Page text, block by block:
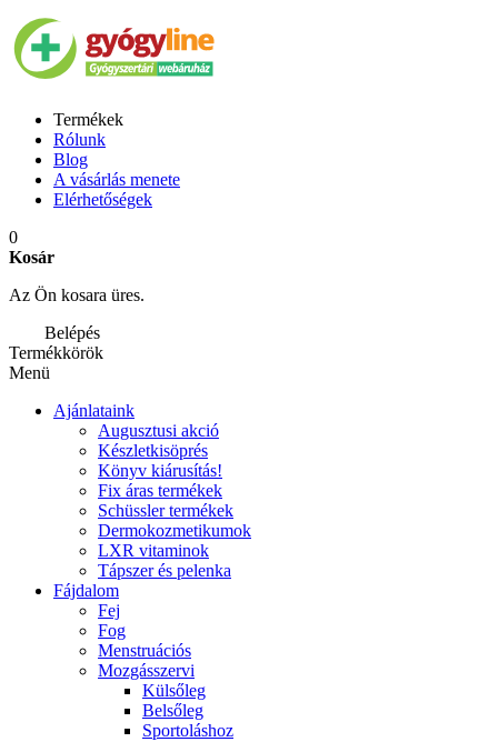
Termékek
Rólunk
Blog
A vásárlás menete
Elérhetőségek
0
Kosár
Az Ön kosara üres.
Belépés
Termékkörök
Menü
Ajánlataink
Augusztusi akció
Készletkisöprés
Könyv kiárusítás!
Fix áras termékek
Schüssler termékek
Dermokozmetikumok
LXR vitaminok
Tápszer és pelenka
Fájdalom
Fej
Fog
Menstruációs
Mozgásszervi
Külsőleg
Belsőleg
Sportoláshoz